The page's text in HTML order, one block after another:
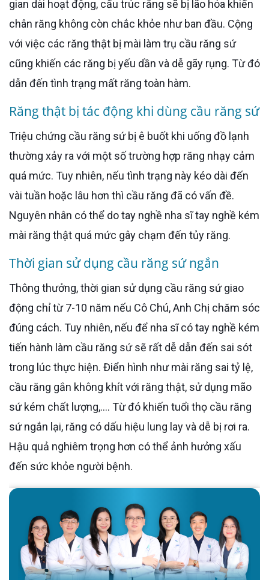
gian dài hoạt động, cấu trúc răng sẽ bị lão hóa khiến
chân răng không còn chắc khỏe như ban đầu. Cộng
với việc các răng thật bị mài làm trụ cầu răng sứ
cũng khiến các răng bị yếu dần và dễ gãy rụng. Từ đó
dẫn đến tình trạng mất răng toàn hàm.
Răng thật bị tác động khi dùng cầu răng sứ
Triệu chứng cầu răng sứ bị ê buốt khi uống đồ lạnh
thường xảy ra với một số trường hợp răng nhạy cảm
quá mức. Tuy nhiên, nếu tình trạng này kéo dài đến
vài tuần hoặc lâu hơn thì cầu răng đã có vấn đề.
Nguyên nhân có thể do tay nghề nha sĩ tay nghề kém
mài răng thật quá mức gây chạm đến tủy răng.
Thời gian sử dụng cầu răng sứ ngắn
Thông thưởng, thời gian sử dụng cầu răng sứ giao
động chỉ từ 7-10 năm nếu Cô Chú, Anh Chị chăm sóc
đúng cách. Tuy nhiên, nếu để nha sĩ có tay nghề kém
tiến hành làm cầu răng sứ sẽ rất dễ dẫn đến sai sót
trong lúc thực hiện. Điển hình như mài răng sai tỷ lệ,
cầu răng gắn không khít với răng thật, sử dụng mão
sứ kém chất lượng,.... Từ đó khiến tuổi thọ cầu răng
sứ ngắn lại, răng có dấu hiệu lung lay và dễ bị rơi ra.
Hậu quả nghiêm trọng hơn có thể ảnh hưởng xấu
đến sức khỏe người bệnh.